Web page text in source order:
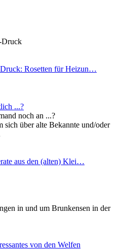
Druck
Rosetten für Heizun…
...?
noch an ...?
sich über alte Bekannte und/oder
aus den (alten) Klei…
in und um Brunkensen in der
von den Welfen